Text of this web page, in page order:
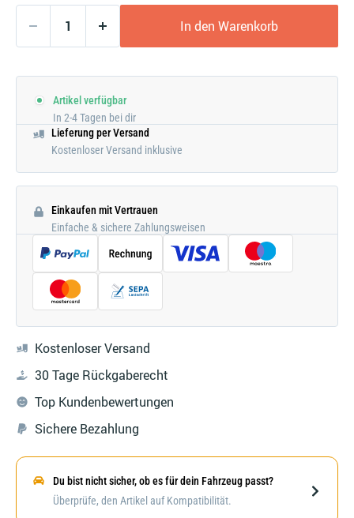
In den Warenkorb
Artikel verfügbar
In 2-4 Tagen bei dir
Lieferung per Versand
Kostenloser Versand inklusive
Einkaufen mit Vertrauen
Einfache & sichere Zahlungsweisen
Kostenloser Versand
30 Tage Rückgaberecht
Top Kundenbewertungen
Sichere Bezahlung
Darstellung kann abweichen
Du bist nicht sicher, ob es für dein Fahrzeug passt?
Überprüfe, den Artikel auf Kompatibilität.